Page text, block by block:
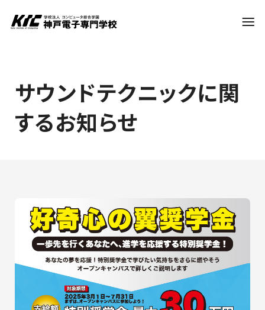
学科・コース
訪問者別
入試情報
神戸電子について
最新のお知らせ
サウンドテクニックに関
するお知らせ